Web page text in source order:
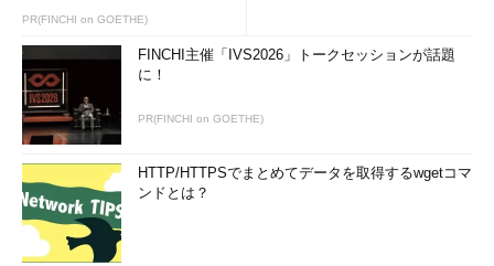
PR(FINCHI on GOETHE)
FINCHI主催「IVS2026」トークセッションが話題
に！
PR(FINCHI on GOETHE)
HTTP/HTTPSでまとめてデータを取得するwgetコマ
ンドとは？